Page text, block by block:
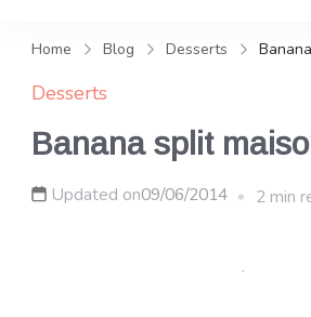
Home Blog Desserts
Desserts
Banana split
Updated on09/06/2014 2 min